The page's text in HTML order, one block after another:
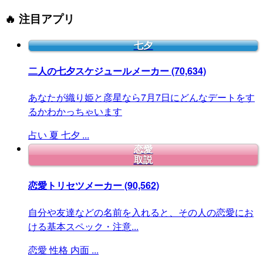
🔥 注目アプリ
七夕
二人の七夕スケジュールメーカー(70,634)
あなたが織り姫と彦星なら7月7日にどんなデートをす
るかわかっちゃいます
占い 夏 七夕 ...
恋愛
取説
恋愛トリセツメーカー(90,562)
自分や友達などの名前を入れると、その人の恋愛にお
ける基本スペック・注意...
恋愛 性格 内面 ...